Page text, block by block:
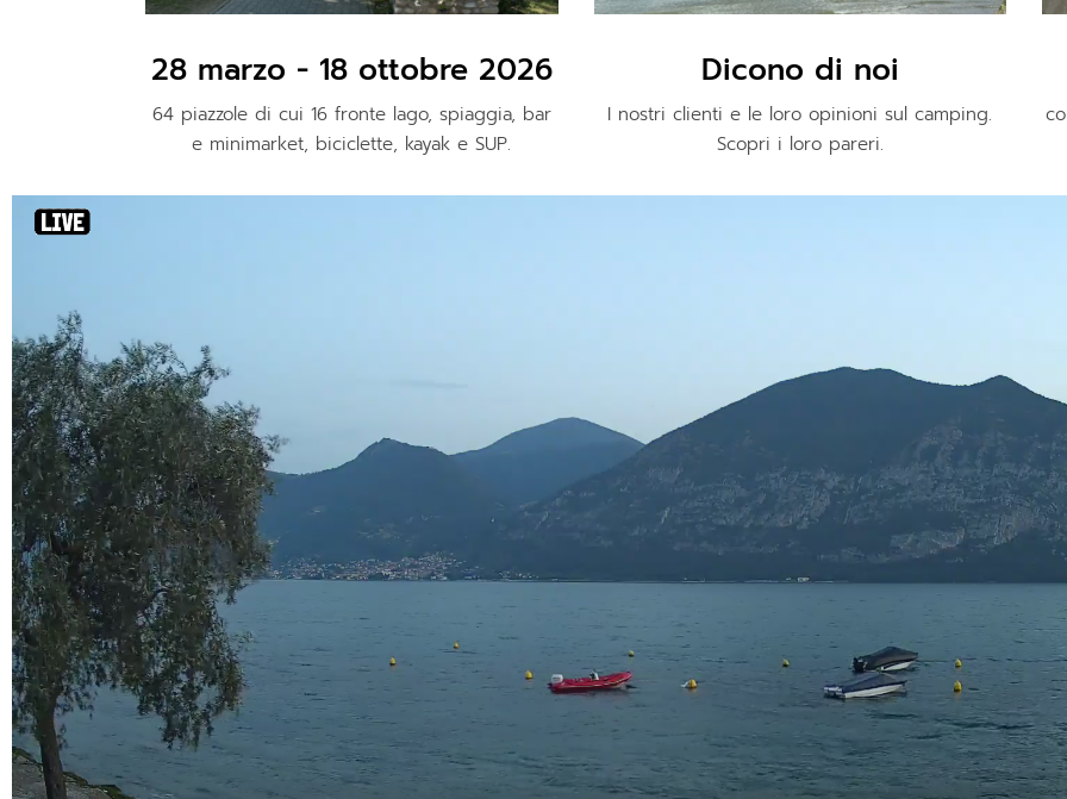
28 marzo - 18 ottobre 2026
64 piazzole di cui 16 fronte lago, spiaggia, bar
e minimarket, biciclette, kayak e SUP.
Dicono di noi
I nostri clienti e le loro opinioni sul camping.
Scopri i loro pareri.